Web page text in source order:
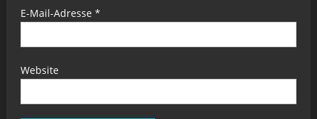
E-Mail-Adresse *
Website